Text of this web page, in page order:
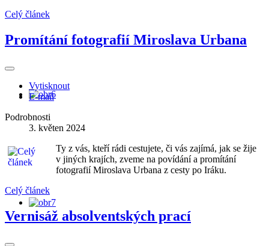
Celý článek
Promítání fotografií Miroslava Urbana
Vytisknout
E-mail
Podrobnosti
3. květen 2024
Ty z vás, kteří rádi cestujete, či vás zajímá, jak se žije
v jiných krajích, zveme na povídání a promítání
fotografií Miroslava Urbana z cesty po Iráku.
Celý článek
Vernisáž absolventských prací